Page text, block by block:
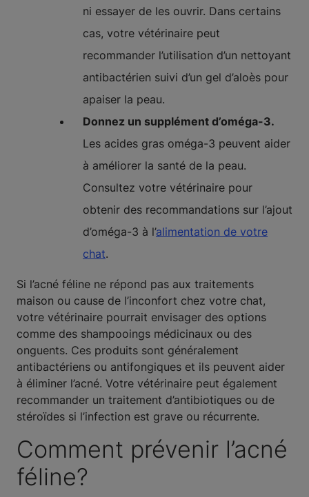
ni essayer de les ouvrir. Dans certains
cas, votre vétérinaire peut
recommander l’utilisation d’un nettoyant
antibactérien suivi d’un gel d’aloès pour
apaiser la peau.
Donnez un supplément d’oméga-3.
Les acides gras oméga-3 peuvent aider
à améliorer la santé de la peau.
Consultez votre vétérinaire pour
obtenir des recommandations sur l’ajout
d’oméga-3 à l’alimentation de votre
chat.
Si l’acné féline ne répond pas aux traitements
maison ou cause de l’inconfort chez votre chat,
votre vétérinaire pourrait envisager des options
comme des shampooings médicinaux ou des
onguents. Ces produits sont généralement
antibactériens ou antifongiques et ils peuvent aider
à éliminer l’acné. Votre vétérinaire peut également
recommander un traitement d’antibiotiques ou de
stéroïdes si l’infection est grave ou récurrente.
Comment prévenir l’acné
féline?